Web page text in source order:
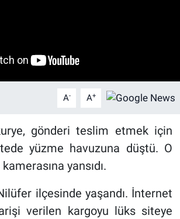
A- A+
gönderi teslim etmek için
yüzme havuzuna düştü. O
yansıdı.
ilçesinde yaşandı. İnternet
verilen kargoyu lüks siteye